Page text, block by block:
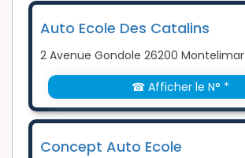
Auto Ecole Des Catalins
2 Avenue Gondole 26200 Montelimar
☎ Afficher le N° *
Concept Auto Ecole